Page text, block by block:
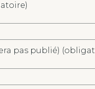
pas publié)